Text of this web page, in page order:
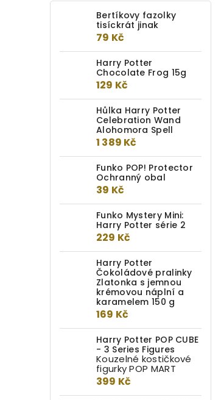
Bertíkovy fazolky
tisíckrát jinak
79 Kč
Harry Potter
Chocolate Frog 15g
129 Kč
Hůlka Harry Potter
Celebration Wand
Alohomora Spell
1 389 Kč
Funko POP! Protector
Ochranný obal
39 Kč
Funko Mystery Mini:
Harry Potter série 2
229 Kč
Harry Potter
Čokoládové pralinky
Zlatonka s jemnou
krémovou náplní a
karamelem 150 g
169 Kč
Harry Potter POP CUBE
- 3 Series Figures
Kouzelné kostičkové
figurky POP MART
399 Kč